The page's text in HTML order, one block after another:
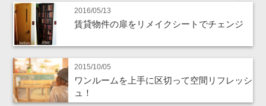
2016/05/13
賃貸物件の扉をリメイクシートでチェンジ
2015/10/05
ワンルームを上手に区切って空間リフレッシ
ュ！